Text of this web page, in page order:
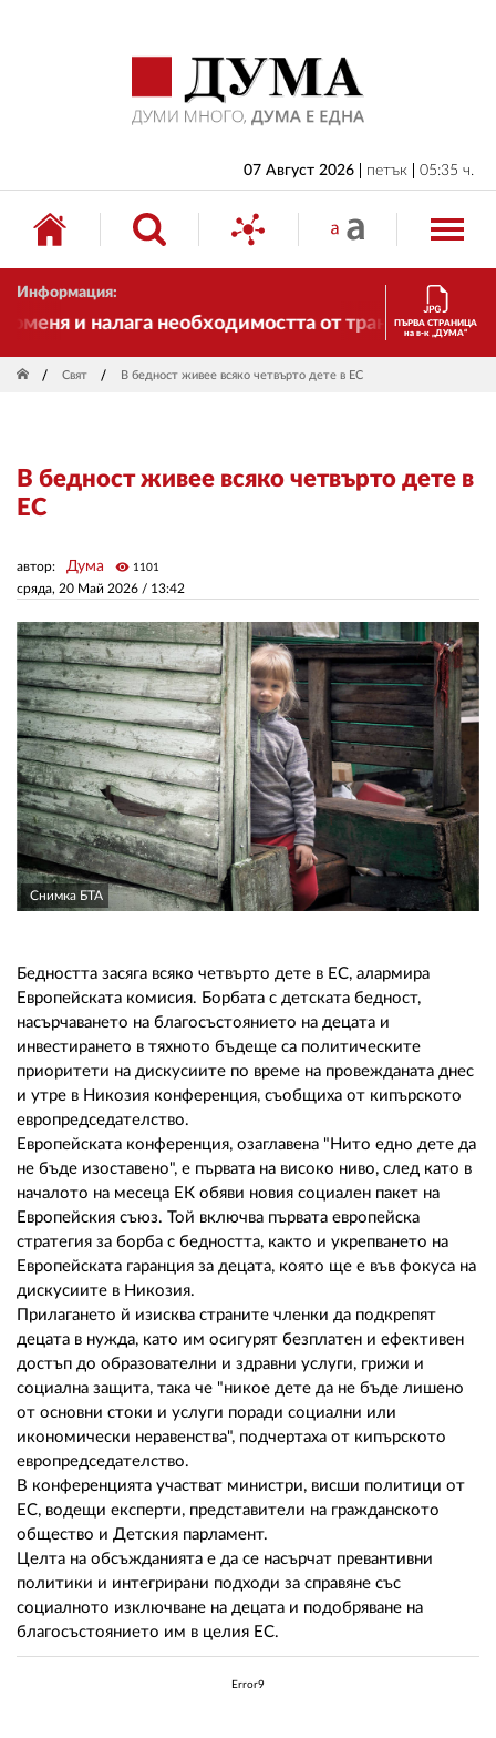
07 Август 2026 петък 05:35 ч.
Информация:
и налага необходимостта от трансформации.
ПЪРВА СТРАНИЦА
на в-к „ДУМА“
Свят В бедност живее всяко четвърто дете в ЕС
Снимка БТА
В бедност живее всяко четвърто дете в
ЕС
сряда, 20 Май 2026 / 13:42
автор: Дума visibility 1101
Бедността засяга всяко четвърто дете в ЕС, алармира
Европейската комисия. Борбата с детската бедност,
насърчаването на благосъстоянието на децата и
инвестирането в тяхното бъдеще са политическите
приоритети на дискусиите по време на провежданата днес
и утре в Никозия конференция, съобщиха от кипърското
европредседателство.
Европейската конференция, озаглавена "Нито едно дете да
не бъде изоставено", е първата на високо ниво, след като в
началото на месеца ЕК обяви новия социален пакет на
Европейския съюз. Той включва първата европейска
стратегия за борба с бедността, както и укрепването на
Европейската гаранция за децата, която ще е във фокуса на
дискусиите в Никозия.
Прилагането й изисква страните членки да подкрепят
децата в нужда, като им осигурят безплатен и ефективен
достъп до образователни и здравни услуги, грижи и
социална защита, така че "никое дете да не бъде лишено
от основни стоки и услуги поради социални или
икономически неравенства", подчертаха от кипърското
европредседателство.
В конференцията участват министри, висши политици от
ЕС, водещи експерти, представители на гражданското
общество и Детския парламент.
Целта на обсъжданията е да се насърчат превантивни
политики и интегрирани подходи за справяне със
социалното изключване на децата и подобряване на
благосъстоянието им в целия ЕС.
Error9
БЪЛГАРИЯ
ИКОНОМИКА
ИЗБОРИ
СВЯТ
ДРУГИ
АВТОРИ
РЕДАКЦИЯ
КОНТАКТИ
РЕКЛАМА
АБОНАМЕНТ
УСЛОВИЯ ЗА ПОЛЗВАНЕ
ПОЛИТИКА ЗА БИСКВИТКИТЕ
ПОЛИТИКАТА ЗА
02 975 20 35